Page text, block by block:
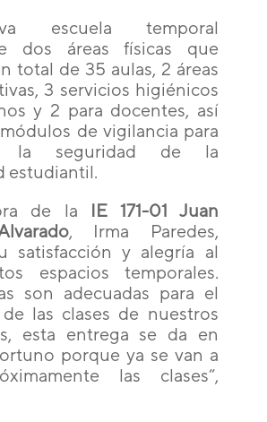
escuela temporal
dos áreas físicas que
total de 35 aulas, 2 áreas
3 servicios higiénicos
y 2 para docentes, así
de vigilancia para
la seguridad de la
estudiantil.
de la
IE 171-01 Juan
, Irma Paredes,
satisfacción y alegría al
espacios temporales.
son adecuadas para el
las clases de nuestros
esta entrega se da en
porque ya se van a
las clases”,